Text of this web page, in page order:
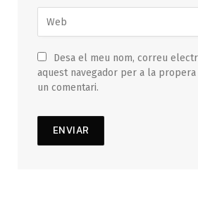
Desa el meu nom, correu
aquest navegador per a la propera
un comentari.